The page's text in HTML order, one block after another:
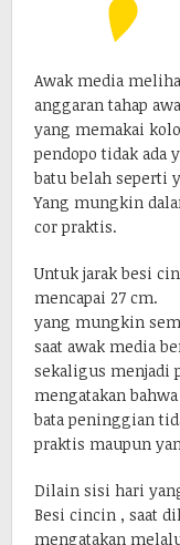
Awak media
anggaran tahap
yang memakai
pendopo tidak ada
batu belah seperti
Yang mungkin
cor praktis.
Untuk jarak besi
mencapai 27 cm.
yang mungkin
saat awak media
sekaligus menjadi
mengatakan
bata peninggian
praktis maupun
Dilain sisi hari
Besi cincin , saat
mengatakan